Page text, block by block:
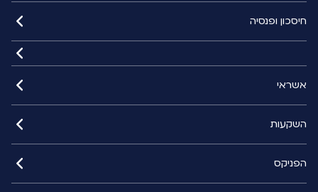
חיסכון ופנסיה
אשראי
השקעות
הפניקס